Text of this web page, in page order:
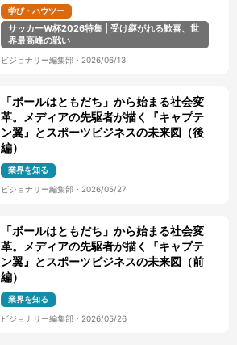
学び・ハウツー
サッカーW杯2026特集 | 受け継がれる歓喜、世
界最高峰の戦い
ビジョナリー編集部・ 2026/06/13
「ボールはともだち」から始まる社会変
革。メディアの先駆者が描く『キャプテ
ン翼』とスポーツビジネスの未来図（後
編）
業界を知る
ビジョナリー編集部・ 2026/05/27
「ボールはともだち」から始まる社会変
革。メディアの先駆者が描く『キャプテ
ン翼』とスポーツビジネスの未来図（前
編）
業界を知る
ビジョナリー編集部・ 2026/05/26